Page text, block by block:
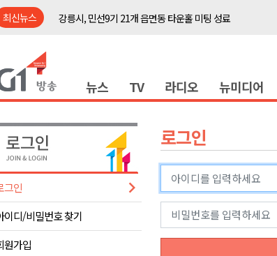
최신뉴스
강릉시, 민선9기 21개 읍면동 타운홀 미팅 성료
<강원랜드> 마카오 카지노 "복합리조트로 진화 중"
강원도립대학교, 하반기 평생교육원 수강생 모집
태백시, 28~29일 제5회 황부자 며느리 축제
오늘 극한폭염 계속..낮 최고 ‘영상 38도’
썩고, 무르고..농산물 피해 속출
썩고, 무르고..농산물 피해 속출
강릉시, 민선9기 21개 읍면동 타운홀 미팅 성료
뉴스 TV 라디오 뉴미디어
그인
이디/비밀번호 찾기
원가입
로그인